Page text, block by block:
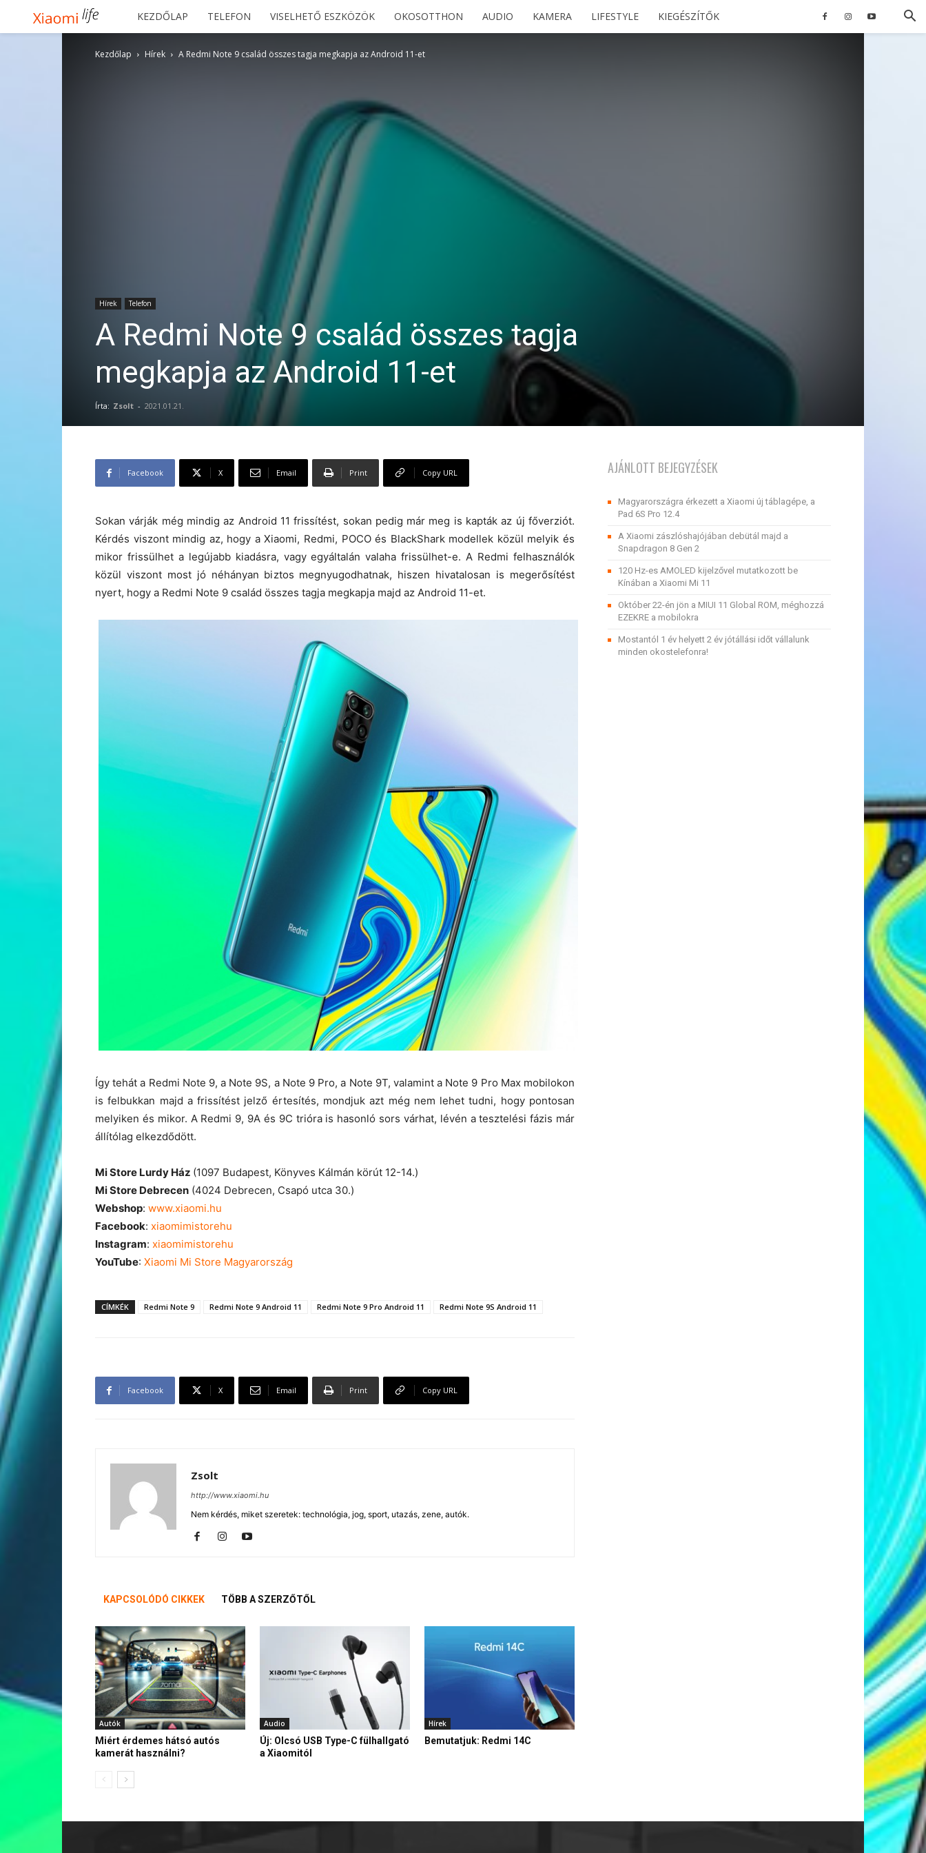
Xiaomilife
KEZDŐLAP TELEFON VISELHETŐ ESZKÖZÖK OKOSOTTHON AUDIO KAMERA LIFESTYLE KIEGÉSZÍTŐK
Kezdőlap Hírek A Redmi Note 9 család összes tagja megkapja az Android 11-et
Hírek Telefon
A Redmi Note 9 család összes tagja
megkapja az Android 11-et
Írta: Zsolt - 2021.01.21.
Facebook X Email Print Copy URL
Sokan várják még mindig az Android 11 frissítést, sokan pedig már meg is kapták az új főverziót.
Kérdés viszont mindig az, hogy a Xiaomi, Redmi, POCO és BlackShark modellek közül melyik és
mikor frissülhet a legújabb kiadásra, vagy egyáltalán valaha frissülhet-e. A Redmi felhasználók
közül viszont most jó néhányan biztos megnyugodhatnak, hiszen hivatalosan is megerősítést
nyert, hogy a Redmi Note 9 család összes tagja megkapja majd az Android 11-et.
Így tehát a Redmi Note 9, a Note 9S, a Note 9 Pro, a Note 9T, valamint a Note 9 Pro Max mobilokon
is felbukkan majd a frissítést jelző értesítés, mondjuk azt még nem lehet tudni, hogy pontosan
melyiken és mikor. A Redmi 9, 9A és 9C trióra is hasonló sors várhat, lévén a tesztelési fázis már
állítólag elkezdődött.
Mi Store Lurdy Ház (1097 Budapest, Könyves Kálmán körút 12-14.)
Mi Store Debrecen (4024 Debrecen, Csapó utca 30.)
Webshop: www.xiaomi.hu
Facebook: xiaomimistorehu
Instagram: xiaomimistorehu
YouTube: Xiaomi Mi Store Magyarország
CÍMKÉK Redmi Note 9 Redmi Note 9 Android 11 Redmi Note 9 Pro Android 11 Redmi Note 9S Android 11
Facebook X Email Print Copy URL
Zsolt
http://www.xiaomi.hu
Nem kérdés, miket szeretek: technológia, jog, sport, utazás, zene, autók.
KAPCSOLÓDÓ CIKKEK TÖBB A SZERZŐTŐL
Autók
Miért érdemes hátsó autós
kamerát használni?
Audio
Új: Olcsó USB Type-C fülhallgató
a Xiaomitól
Hírek
Bemutatjuk: Redmi 14C
AJÁNLOTT BEJEGYZÉSEK
Magyarországra érkezett a Xiaomi új táblagépe, a
Pad 6S Pro 12.4
A Xiaomi zászlóshajójában debütál majd a
Snapdragon 8 Gen 2
120 Hz-es AMOLED kijelzővel mutatkozott be
Kínában a Xiaomi Mi 11
Október 22-én jön a MIUI 11 Global ROM, méghozzá
EZEKRE a mobilokra
Mostantól 1 év helyett 2 év jótállási időt vállalunk
minden okostelefonra!